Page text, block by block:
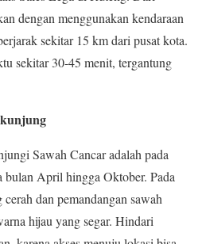
dengan menggunakan kendaraan
sekitar 15 km dari pusat kota.
sekitar 30-45 menit, tergantung
Sawah Cancar adalah pada
bulan April hingga Oktober. Pada
dan pemandangan sawah
hijau yang segar. Hindari